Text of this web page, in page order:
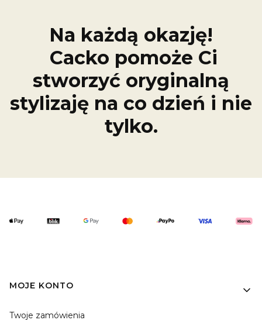
Na każdą okazję!
Cacko pomoże Ci
stworzyć oryginalną
stylizaję na co dzień i nie
tylko.
Linki w stopce
MOJE KONTO
Twoje zamówienia